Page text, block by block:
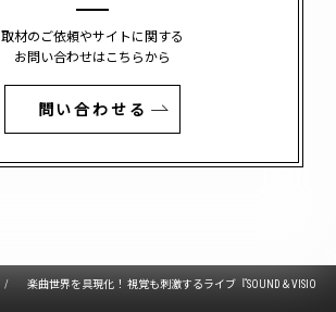
取材のご依頼やサイトに関する
お問い合わせはこちらから
問い合わせる
楽曲世界を具現化！ 視覚も刺激するライブ『SOUND＆VISIO